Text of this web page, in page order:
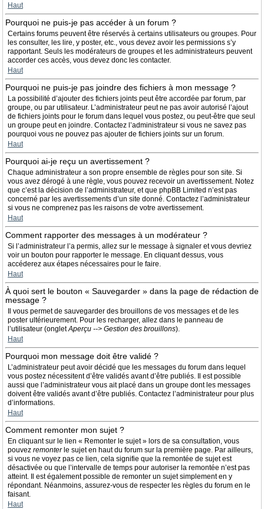
Haut
Pourquoi ne puis-je pas accéder à un forum ?
Certains forums peuvent être réservés à certains utilisateurs ou groupes. Pour
les consulter, les lire, y poster, etc., vous devez avoir les permissions s’y
rapportant. Seuls les modérateurs de groupes et les administrateurs peuvent
accorder ces accès, vous devez donc les contacter.
Haut
Pourquoi ne puis-je pas joindre des fichiers à mon message ?
La possibilité d’ajouter des fichiers joints peut être accordée par forum, par
groupe, ou par utilisateur. L’administrateur peut ne pas avoir autorisé l’ajout
de fichiers joints pour le forum dans lequel vous postez, ou peut-être que seul
un groupe peut en joindre. Contactez l’administrateur si vous ne savez pas
pourquoi vous ne pouvez pas ajouter de fichiers joints sur un forum.
Haut
Pourquoi ai-je reçu un avertissement ?
Chaque administrateur a son propre ensemble de règles pour son site. Si
vous avez dérogé à une règle, vous pouvez recevoir un avertissement. Notez
que c’est la décision de l’administrateur, et que phpBB Limited n’est pas
concerné par les avertissements d’un site donné. Contactez l’administrateur
si vous ne comprenez pas les raisons de votre avertissement.
Haut
Comment rapporter des messages à un modérateur ?
Si l’administrateur l’a permis, allez sur le message à signaler et vous devriez
voir un bouton pour rapporter le message. En cliquant dessus, vous
accéderez aux étapes nécessaires pour le faire.
Haut
À quoi sert le bouton « Sauvegarder » dans la page de rédaction de
message ?
Il vous permet de sauvegarder des brouillons de vos messages et de les
poster ultérieurement. Pour les recharger, allez dans le panneau de
l’utilisateur (ongletAperçu --> Gestion des brouillons).
Haut
Pourquoi mon message doit être validé ?
L’administrateur peut avoir décidé que les messages du forum dans lequel
vous postez nécessitent d’être validés avant d’être publiés. Il est possible
aussi que l’administrateur vous ait placé dans un groupe dont les messages
doivent être validés avant d’être publiés. Contactez l’administrateur pour plus
d’informations.
Haut
Comment remonter mon sujet ?
En cliquant sur le lien « Remonter le sujet » lors de sa consultation, vous
pouvez remonterle sujet en haut du forum sur la première page. Par ailleurs,
si vous ne voyez pas ce lien, cela signifie que la remontée de sujet est
désactivée ou que l’intervalle de temps pour autoriser la remontée n’est pas
atteint. Il est également possible de remonter un sujet simplement en y
répondant. Néanmoins, assurez-vous de respecter les règles du forum en le
faisant.
Haut